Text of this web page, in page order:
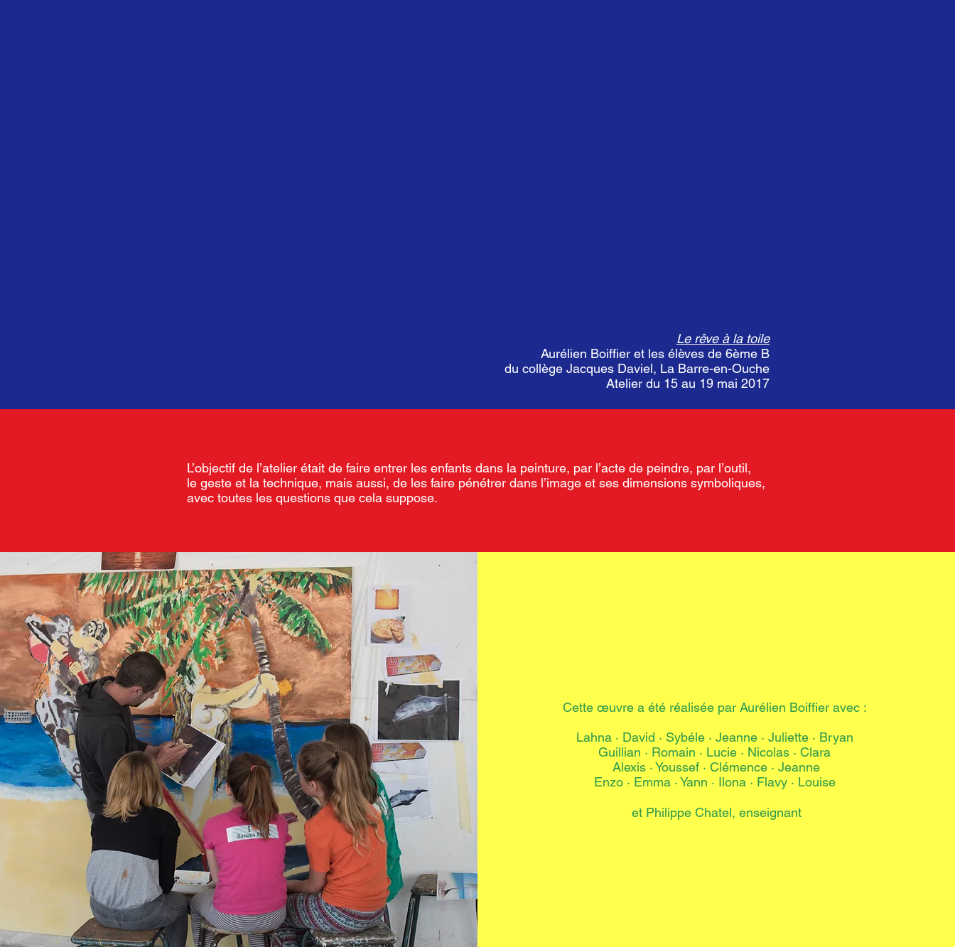
Le rêve à la toile
Aurélien Boiffier et les élèves de 6ème B
du collège Jacques Daviel, La Barre-en-Ouche
Atelier du 15 au 19 mai 2017
L’objectif de l’atelier était de faire entrer les enfants dans la peinture, par l’acte de peindre, par l’outil,
le geste et la technique, mais aussi, de les faire pénétrer dans l’image et ses dimensions symboliques,
avec toutes les questions que cela suppose.
​Cette œuvre a été réalisée par Aurélien Boiffier avec :
Lahna · David · Sybéle · Jeanne · Juliette · Bryan
Guillian · Romain · Lucie · Nicolas · Clara
Alexis · Youssef · Clémence · Jeanne
Enzo · Emma · Yann · Ilona · Flavy · Louise
et Philippe Chatel, enseignant